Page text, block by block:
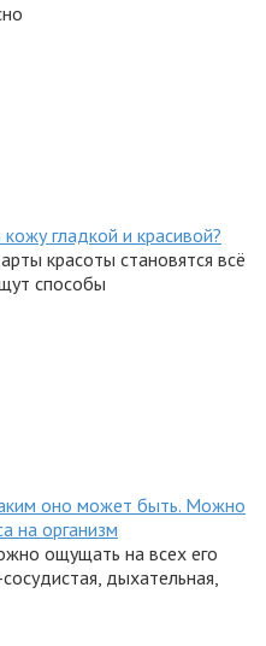
гладкой и красивой?
красоты становятся всё
способы
оно может быть. Можно
на организм
ощущать на всех его
дыхательная,